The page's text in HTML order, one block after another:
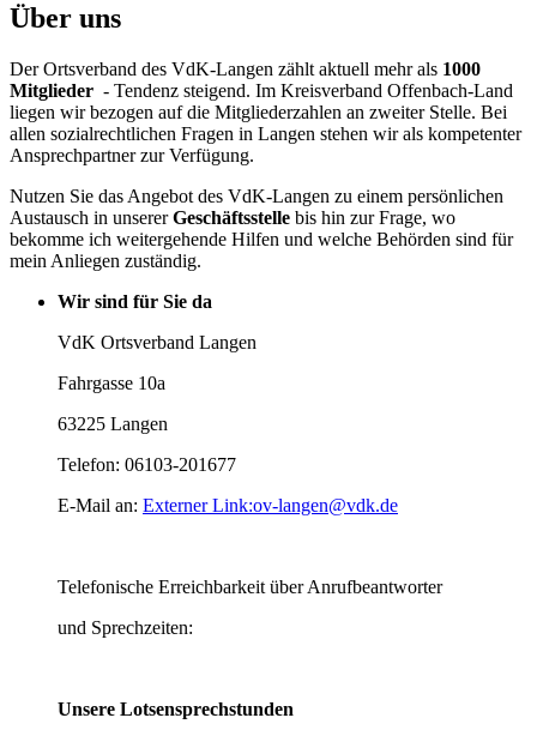
Über uns
Der Ortsverband des VdK-Langen zählt aktuell mehr als 1000
Mitglieder - Tendenz steigend. Im Kreisverband Offenbach-Land
liegen wir bezogen auf die Mitgliederzahlen an zweiter Stelle. Bei
allen sozialrechtlichen Fragen in Langen stehen wir als kompetenter
Ansprechpartner zur Verfügung.
Nutzen Sie das Angebot des VdK-Langen zu einem persönlichen
Austausch in unsererGeschäftsstelle bis hin zur Frage, wo
bekomme ich weitergehende Hilfen und welche Behörden sind für
mein Anliegen zuständig.
Wir sind für Sie da
VdK Ortsverband Langen
Fahrgasse 10a
63225 Langen
Telefon: 06103-201677
E-Mail an: Externer Link:ov-langen@vdk.de
Telefonische Erreichbarkeit über Anrufbeantworter
und Sprechzeiten:
Unsere Lotsensprechstunden